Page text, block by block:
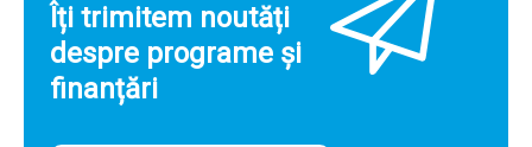
Îți trimitem noutăți
despre programe și
finanțări